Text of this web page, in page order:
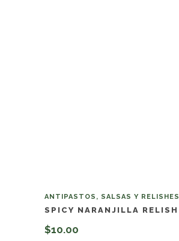
ANTIPASTOS, SALSAS Y RELISHES
SPICY NARANJILLA RELISH
$10.00